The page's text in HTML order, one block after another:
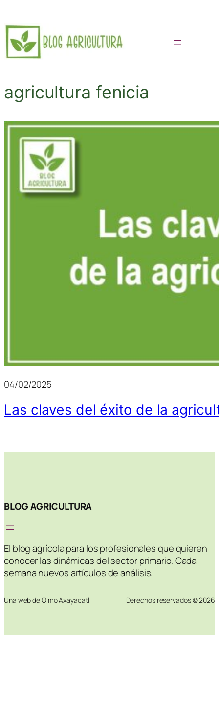
Saltar
al
contenido
agricultura fenicia
04/02/2025
Las claves del éxito de la
BLOG AGRICULTURA
El blog agrícola para los profesionales que quieren
conocer las dinámicas del sector primario. Cada
semana nuevos artículos de análisis.
Una web de Olmo Axayacatl Derechos reservados © 2026